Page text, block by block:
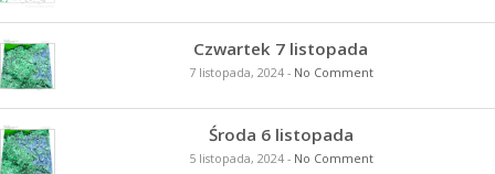
Czwartek 7 listopada
7 listopada, 2024- No Comment
Środa 6 listopada
5 listopada, 2024- No Comment